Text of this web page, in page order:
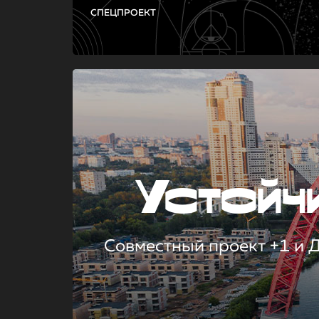
СПЕЦПРОЕКТ
Совместный проект +1 и